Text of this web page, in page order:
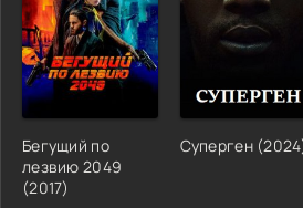
Бегущий по
лезвию 2049
(2017)
Суперген